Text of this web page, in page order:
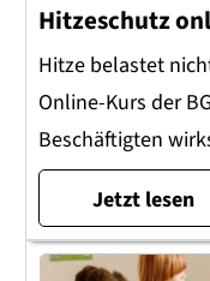
Hitzeschutz
Hitze belastet
Online-Kurs der
Beschäftigten
Jetzt lesen